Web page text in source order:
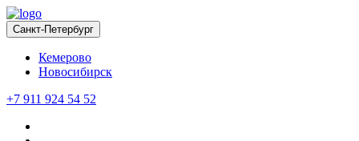
Санкт-Петербург
Кемерово
Новосибирск
+7 911 924 54 52